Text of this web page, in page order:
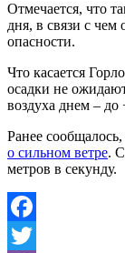
Отмечается, что
дня, в связи с
опасности.
Что касается
осадки не
воздуха днем – до
Ранее
о сильном ветре.
метров в секунду.
Facebook